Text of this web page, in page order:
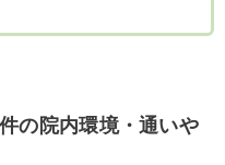
の院内環境・通いや